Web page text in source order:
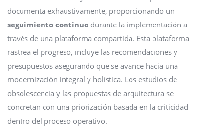
documenta exhaustivamente, proporcionando un
seguimiento continuo durante la implementación a
través de una plataforma compartida. Esta plataforma
rastrea el progreso, incluye las recomendaciones y
presupuestos asegurando que se avance hacia una
modernización integral y holística. Los estudios de
obsolescencia y las propuestas de arquitectura se
concretan con una priorización basada en la criticidad
dentro del proceso operativo.